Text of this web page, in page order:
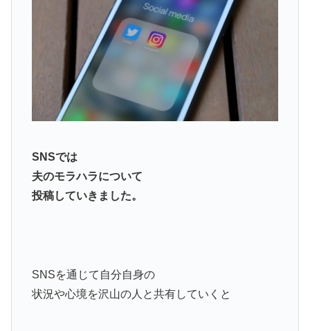
SNSでは
夫のモラハラについて
投稿していきました。
SNSを通じて自分自身の
状況や心境を沢山の人と共有していくと